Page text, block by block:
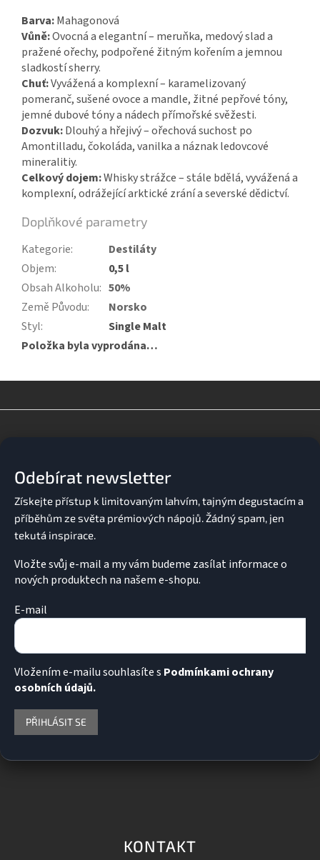
Barva:Mahagonová
Vůně:Ovocná a elegantní – meruňka, medový slad a
pražené ořechy, podpořené žitným kořením a jemnou
sladkostí sherry.
Chuť:Vyvážená a komplexní – karamelizovaný
pomeranč, sušené ovoce a mandle, žitné pepřové tóny,
jemné dubové tóny a nádech přímořské svěžesti.
Dozvuk:Dlouhý a hřejivý – ořechová suchost po
Amontilladu, čokoláda, vanilka a náznak ledovcové
mineralitiy.
Celkový dojem:Whisky strážce – stále bdělá, vyvážená a
komplexní, odrážející arktické zrání a severské dědictví.
Doplňkové parametry
Kategorie:
Destiláty
Objem:
0,5 l
Obsah Alkoholu: 50%
Země Původu:
Norsko
Styl:
Single Malt
Položka byla vyprodána…
Odebírat newsletter
Vložte svůj e-mail a my vám budeme zasílat informace o
nových produktech na našem e-shopu.
E-mail
Vložením e-mailu souhlasíte s Podmínkami ochrany
osobních údajů.
PŘIHLÁSIT SE
KONTAKT